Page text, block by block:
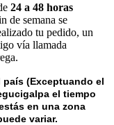
24 a 48 horas
de semana se
tu pedido, un
vía llamada
(Exceptuando el
el tiempo
en una zona
variar.